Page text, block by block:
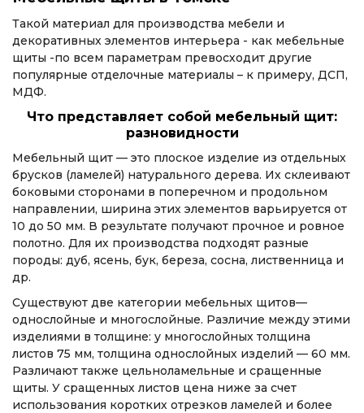
Такой материал для производства мебели и
декоративных элементов интерьера - как мебельные
щиты -по всем параметрам превосходит другие
популярные отделочные материалы – к примеру, ДСП,
МДФ.
Что представляет собой мебельный щит:
разновидности
Мебельный щит — это плоское изделие из отдельных
брусков (ламелей) натурального дерева. Их склеивают
боковыми сторонами в поперечном и продольном
направлении, ширина этих элементов варьируется от
10 до 50 мм. В результате получают прочное и ровное
полотно. Для их производства подходят разные
породы: дуб, ясень, бук, береза, сосна, лиственница и
др.
Существуют две категории мебельных щитов—
однослойные и многослойные. Различие между этими
изделиями в толщине: у многослойных толщина
листов 75 мм, толщина однослойных изделий — 60 мм.
Различают также цельноламельные и сращенные
щиты. У сращенных листов цена ниже за счет
использования коротких отрезков ламелей и более